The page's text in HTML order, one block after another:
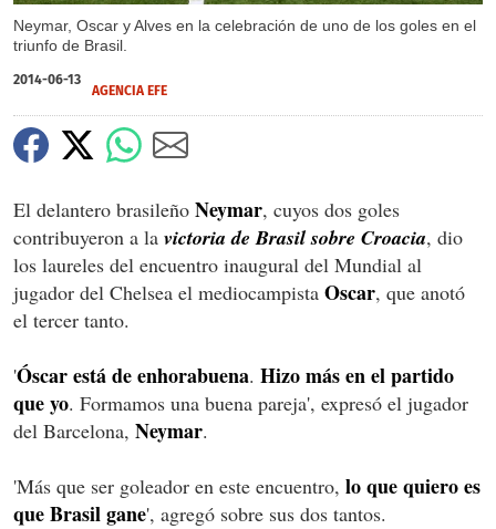
Neymar, Oscar y Alves en la celebración de uno de los goles en el
triunfo de Brasil.
2014-06-13
AGENCIA EFE
El delantero brasileño Neymar, cuyos dos goles
contribuyeron a la victoria de Brasil sobre Croacia, dio
los laureles del encuentro inaugural del Mundial al
jugador del Chelsea el mediocampista Oscar, que anotó
el tercer tanto.
'Óscar está de enhorabuena. Hizo más en el partido
que yo. Formamos una buena pareja', expresó el jugador
del Barcelona, Neymar.
'Más que ser goleador en este encuentro, lo que quiero es
que Brasil gane', agregó sobre sus dos tantos.